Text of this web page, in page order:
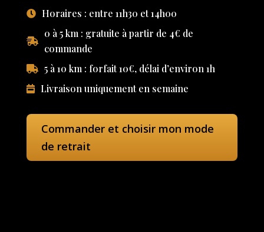
Horaires : entre 11h30 et 14h00
0 à 5 km : gratuite à partir de 4€ de
commande
5 à 10 km : forfait 10€, délai d’environ 1h
Livraison uniquement en semaine
Commander et choisir mon mode
de retrait